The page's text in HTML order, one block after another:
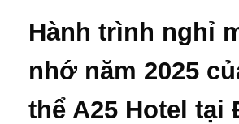
Hành trình nghỉ
nhớ năm 2025
thể A25 Hotel tại